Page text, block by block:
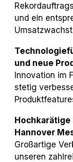
und ein
und neue
Innovation im
stetig
Hochkarätige
Hannover
Großartige
unseren